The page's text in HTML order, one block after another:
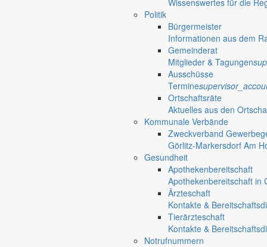
Wissenswertes für die
Politik
Bürgermeister
Informationen aus dem
Gemeinderat
Mitglieder & Tagungen
Ausschüsse
Termine
Ortschaftsräte
Aktuelles aus den
Kommunale Verbände
Zweckverband
Görlitz-Markersdorf Am
Gesundheit
Apothekenbereitschaft
Apothekenbereitschaft in
Ärzteschaft
Kontakte &
Tierärzteschaft
Kontakte &
Notrufnummern